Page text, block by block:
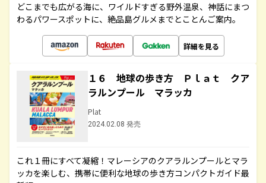
どこまでも広がる海に、ワイルドすぎる野外温泉、神話にまつ
わるパワースポットに、絶品島グルメまでとことんご案内。
詳細を見る
１６ 地球の歩き方 Ｐｌａｔ クア
ラルンプール マラッカ
Plat
2024.02.08 発売
これ１冊にすべて凝縮！マレーシアのクアラルンプールとマラ
ッカを楽しむ、携帯に便利な地球の歩き方コンパクトガイド最